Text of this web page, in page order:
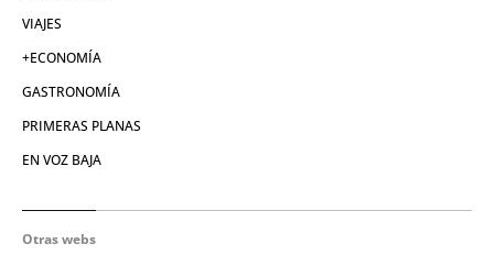
VIAJES
+ECONOMÍA
GASTRONOMÍA
PRIMERAS PLANAS
EN VOZ BAJA
Otras webs